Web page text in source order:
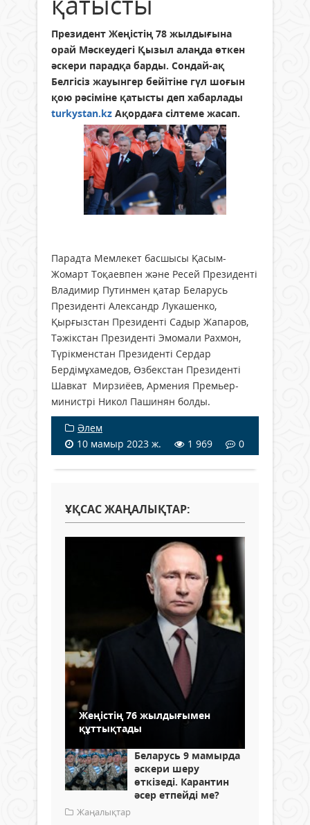
Президент Жеңістің 78 жылдығына
орай Мәскеудегі Қызыл алаңда өткен
әскери парадқа барды. Сондай-ақ
Белгісіз жауынгер бейітіне гүл шоғын
қою рәсіміне қатысты деп хабарлады
turkystan.kz Ақордаға сілтеме жасап.
Парадта Мемлекет басшысы Қасым-
Жомарт Тоқаевпен және Ресей Президенті
Владимир Путинмен қатар Беларусь
Президенті Александр Лукашенко,
Қырғызстан Президенті Садыр Жапаров,
Тәжікстан Президенті Эмомали Рахмон,
Түрікменстан Президенті Сердар
Бердімұхамедов, Өзбекстан Президенті
Шавкат Мирзиёев, Армения Премьер-
министрі Никол Пашинян болды.
Әлем
10 мамыр 2023 ж.
1 969 0
ҰҚСАС ЖАҢАЛЫҚТАР:
Жеңістің 76 жылдығымен
құттықтады
Беларусь 9 мамырда
әскери шеру
өткізеді. Карантин
әсер етпейді ме?
Жаңалықтар